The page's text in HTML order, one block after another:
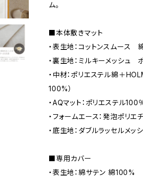
ム。
■本体敷きマット
・表生地：コットンスムース
・裏生地：ミルキーメッシュ
・中材：ポリエステル綿＋
100%）
・AQマット：ポリエステル100
・フォームエース：発泡ポリエ
・底生地：ダブルラッセルメ
■専用カバー
・表生地：綿サテン 綿100%